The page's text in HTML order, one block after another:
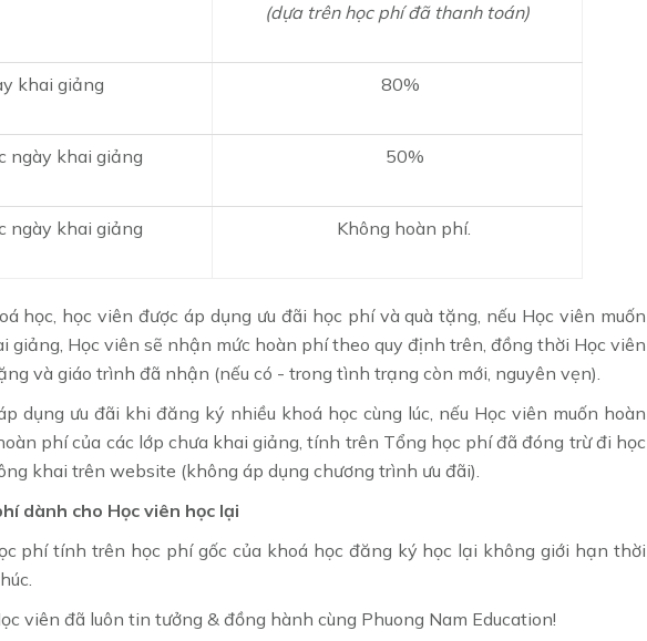
(dựa trên học phí đã thanh toán)
khai giảng 80%
ngày khai giảng 50%
ngày khai giảng Không hoàn phí.
học, học viên được áp dụng ưu đãi học phí và quà tặng, nếu Học viên muốn
giảng, Học viên sẽ nhận mức hoàn phí theo quy định trên, đồng thời Học viên
và giáo trình đã nhận (nếu có - trong tình trạng còn mới, nguyên vẹn).
dụng ưu đãi khi đăng ký nhiều khoá học cùng lúc, nếu Học viên muốn hoàn
phí của các lớp chưa khai giảng, tính trên Tổng học phí đã đóng trừ đi học
khai trên website (không áp dụng chương trình ưu đãi).
dành cho Học viên học lại
phí tính trên học phí gốc của khoá học đăng ký học lại không giới hạn thời
viên đã luôn tin tưởng & đồng hành cùng Phuong Nam Education!